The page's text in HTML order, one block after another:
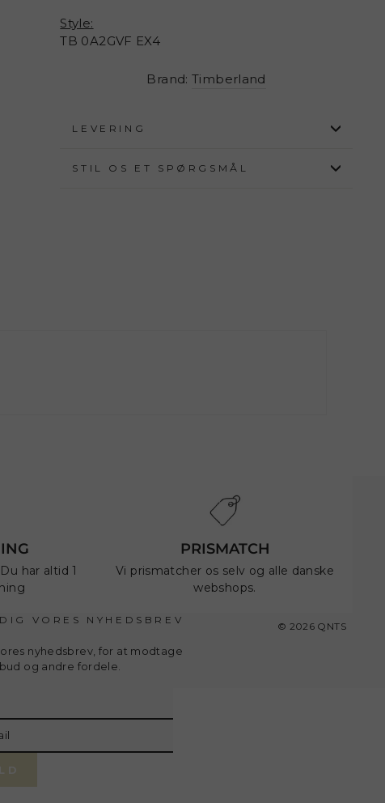
Style:
TB 0A2GVF EX4
Brand:Timberland
LEVERING
STIL OS ET SPØRGSMÅL
har altid 1
PRISMATCH
Vi prismatcher os selv og alle danske
webshops.
VORES NYHEDSBREV
nyhedsbrev, for at modtage
og andre fordele.
© 2026 QNTS